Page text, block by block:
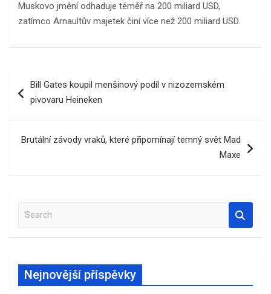
Muskovo jmění odhaduje téměř na 200 miliard USD,
zatímco Arnaultův majetek činí více než 200 miliard USD.
proBill Gates koupil menšinový podíl v nizozemském
pivovaru Heineken
Brutální závody vraků, které připomínají temný svět Mad
Maxe
a
h
Nejnovější příspěvky